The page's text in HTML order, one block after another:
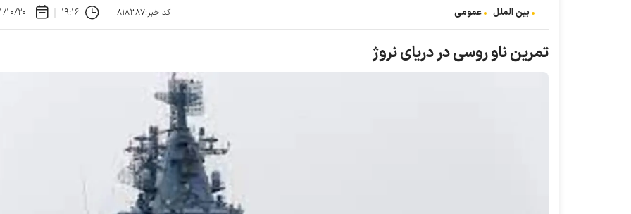
بین الملل عمومی کد خبر:۸۱۸۳۸۷ ۱۹:۱۶ ۱۴۰۱/
تمرین ناو روسی در دریای نروژ